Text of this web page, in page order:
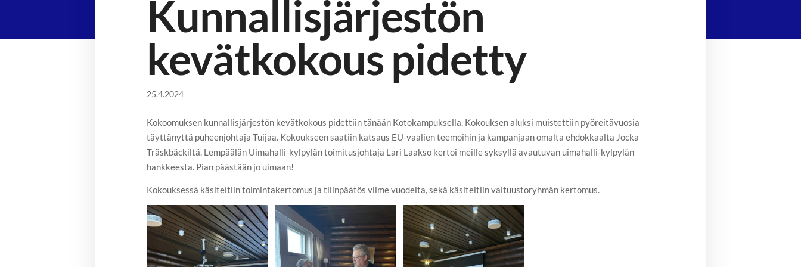
Kunnallisjärjestön
kevätkokous pidetty
25.4.2024
Kokoomuksen kunnallisjärjestön kevätkokous pidettiin tänään Kotokampuksella. Kokouksen aluksi muistettiin pyöreitävuosia
täyttänyttä puheenjohtaja Tuijaa. Kokoukseen saatiin katsaus EU-vaalien teemoihin ja kampanjaan omalta ehdokkaalta Jocka
Träskbäckiltä. Lempäälän Uimahalli-kylpylän toimitusjohtaja Lari Laakso kertoi meille syksyllä avautuvan uimahalli-kylpylän
hankkeesta. Pian päästään jo uimaan!
Kokouksessä käsiteltiin toimintakertomus ja tilinpäätös viime vuodelta, sekä käsiteltiin valtuustoryhmän kertomus.